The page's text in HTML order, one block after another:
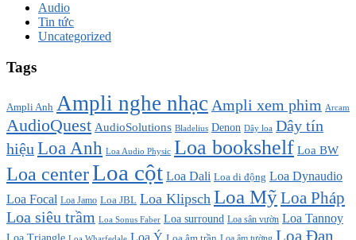
Audio
Tin tức
Uncategorized
Tags
Ampli Anh Ampli nghe nhạc Ampli xem phim Arcam
AudioQuest AudioSolutions Bladelius Denon Dây loa Dây tín
hiệu Loa Anh Loa Audio Physic Loa bookshelf Loa BW
Loa centerLoa cột Loa Dali Loa di động Loa Dynaudio
Loa Focal Loa Jamo Loa JBL Loa Klipsch Loa MỹLoa Pháp
Loa siêu trầm Loa Sonus Faber Loa surround Loa sân vườn Loa Tannoy
Loa Ý
Loa Đan